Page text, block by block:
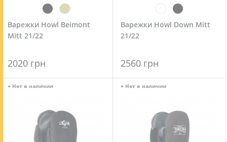
Варежки Howl Beimont
Mitt 21/22
2020 грн
Варежки Howl Down Mitt
21/22
2560 грн
● Нет в наличии ● Нет в наличии